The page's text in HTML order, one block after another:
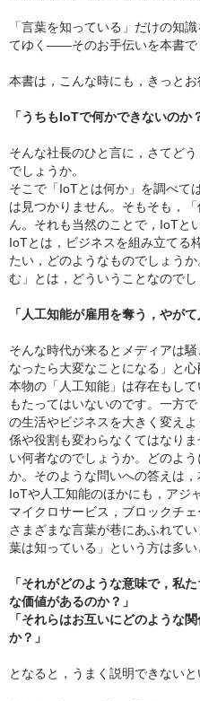
「言葉を知っている」だけの知
てゆく――そのお手伝いを本書で
本書は，こんな時にも，きっとお
「うちもIoTで何かできないのか
そんな社長のひと言に，さてど
でしょうか。
そこで「IoTとは何か」を調べて
は見つかりません。そもそも，
ん。それも当然のことで，IoTと
IoTとは，ビジネスを組み立てる
たい，どのようなものでしょう
む」とは，どういうことなのでし
「人工知能が雇用を奪う，やが
そんな時代が来るとメディアは
なったら大変なことになる」と
本物の「人工知能」は存在もし
もたってはいないのです。一方
の生活やビジネスを大きく変え
係や役割も変わらなくてはなり
い何者なのでしょうか。どのよ
か。そのような問いへの答えは，
IoTや人工知能のほかにも，アジ
マイクロサービス，ブロックチ
さまざまな言葉が巷にあふれて
葉は知っている」という方は多い
「それがどのような意味で，私
な価値があるのか？」
「それらはお互いにどのような
か？」
となると，うまく説明できない